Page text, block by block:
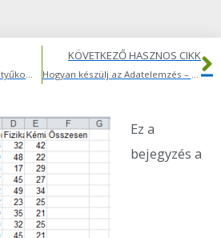
Gyorsulj fel! 55 Excel billentyűkombináció – 8 hetes Excel kihívás
KÖVETKEZŐ HASZNOS CIKK
Hogyan készülj az Adatelemzés – pivot workshopra?
Ez a
bejegyzés a